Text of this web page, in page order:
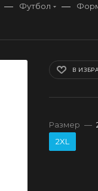
— Футбол —
В
Размер —
2XL